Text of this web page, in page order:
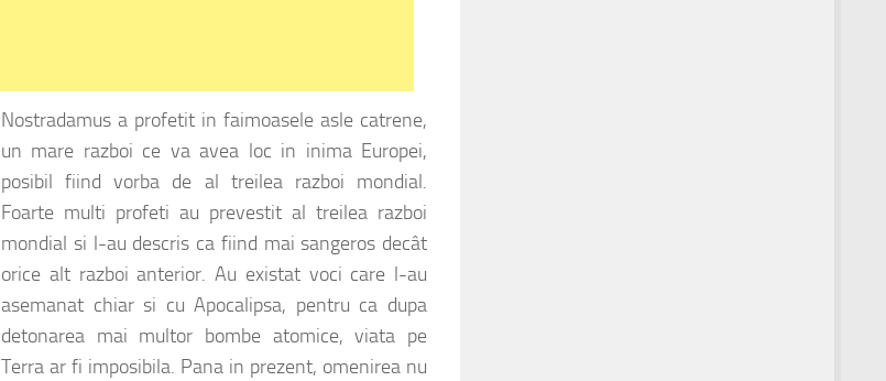
Nostradamus a profetit in faimoasele asle catrene,
un mare razboi ce va avea loc in inima Europei,
posibil fiind vorba de al treilea razboi mondial.
Foarte multi profeti au prevestit al treilea razboi
mondial si l-au descris ca fiind mai sangeros decât
orice alt razboi anterior. Au existat voci care l-au
asemanat chiar si cu Apocalipsa, pentru ca dupa
detonarea mai multor bombe atomice, viata pe
Terra ar fi imposibila. Pana in prezent, omenirea nu